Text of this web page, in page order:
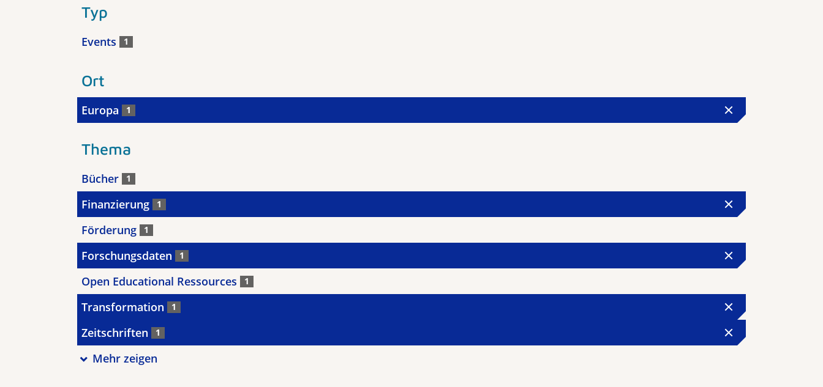
Typ
Events 1
Ort
Europa 1
Thema
Bücher 1
Finanzierung 1
Förderung 1
Forschungsdaten 1
Open Educational Ressources 1
Transformation 1
Zeitschriften 1
Mehr zeigen